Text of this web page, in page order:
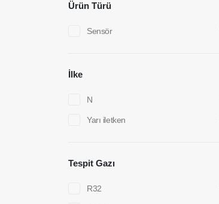
Ürün Türü
Sensör
İlke
N
Yarı iletken
Tespit Gazı
R32